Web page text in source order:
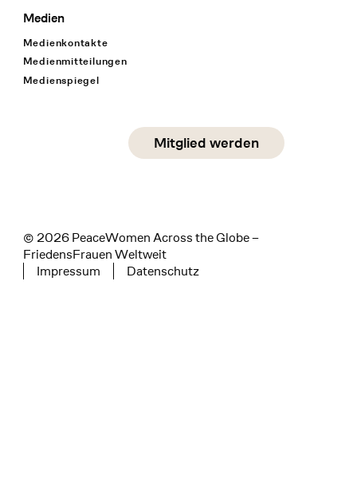
Medien
Medienkontakte
Medienmitteilungen
Medienspiegel
Social Media
linkedin
Mitglied werden
© 2026 PeaceWomen Across the Globe –
FriedensFrauen Weltweit
Tertiary navigation
Impressum Datenschutz